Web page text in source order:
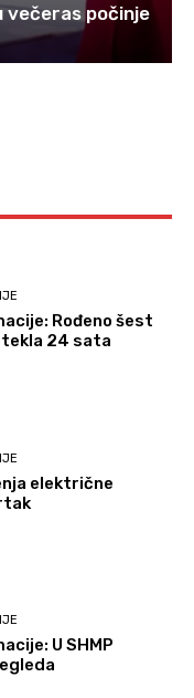
večeras počinje
Rođeno šest
24 sata
električne
U SHMP